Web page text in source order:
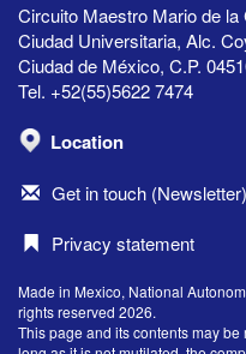
Circuito Maestro Mario de la
Ciudad Universitaria, Alc.
Ciudad de México, C.P.
Tel. +52(55)5622 7474
Location
Get in touch (Newsletter)
Privacy statement
Made in Mexico, National
rights reserved 2026.
This page and its contents may